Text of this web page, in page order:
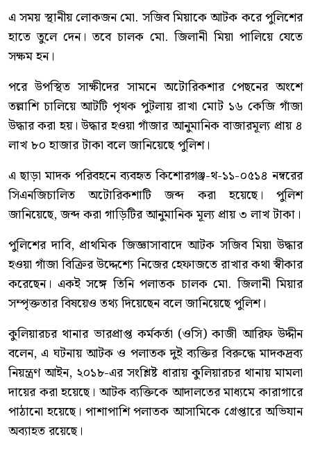
এ সময় স্থানীয় লোকজন মো. সজিব মিয়াকে আটক করে পুলিশের
হাতে তুলে দেন। তবে চালক মো. জিলানী মিয়া পালিয়ে যেতে
সক্ষম হন।
পরে উপস্থিত সাক্ষীদের সামনে অটোরিকশার পেছনের অংশে
তল্লাশি চালিয়ে আটটি পৃথক পুটলায় রাখা মোট ১৬ কেজি গাঁজা
উদ্ধার করা হয়। উদ্ধার হওয়া গাঁজার আনুমানিক বাজারমূল্য প্রায় ৪
লাখ ৮০ হাজার টাকা বলে জানিয়েছে পুলিশ।
এ ছাড়া মাদক পরিবহনে ব্যবহৃত কিশোরগঞ্জ-থ-১১-০৫১৪ নম্বরের
সিএনজিচালিত অটোরিকশাটি জব্দ করা হয়েছে। পুলিশ
জানিয়েছে, জব্দ করা গাড়িটির আনুমানিক মূল্য প্রায় ৩ লাখ টাকা।
পুলিশের দাবি, প্রাথমিক জিজ্ঞাসাবাদে আটক সজিব মিয়া উদ্ধার
হওয়া গাঁজা বিক্রির উদ্দেশ্যে নিজের হেফাজতে রাখার কথা স্বীকার
করেছেন। একই সঙ্গে তিনি পলাতক চালক মো. জিলানী মিয়ার
সম্পৃক্ততার বিষয়েও তথ্য দিয়েছেন বলে জানিয়েছে পুলিশ।
কুলিয়ারচর থানার ভারপ্রাপ্ত কর্মকর্তা (ওসি) কাজী আরিফ উদ্দীন
বলেন, এ ঘটনায় আটক ও পলাতক দুই ব্যক্তির বিরুদ্ধে মাদকদ্রব্য
নিয়ন্ত্রণ আইন, ২০১৮-এর সংশ্লিষ্ট ধারায় কুলিয়ারচর থানায় মামলা
দায়ের করা হয়েছে। আটক ব্যক্তিকে আদালতের মাধ্যমে কারাগারে
পাঠানো হয়েছে। পাশাপাশি পলাতক আসামিকে গ্রেপ্তারে অভিযান
অব্যাহত রয়েছে।